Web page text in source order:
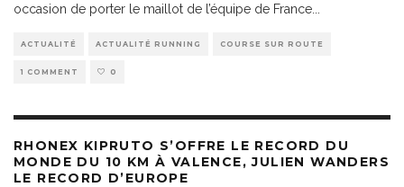
occasion de porter le maillot de l’équipe de France
ACTUALITÉ ACTUALITÉ RUNNING COURSE SUR ROUTE
1 COMMENT 0
RHONEX KIPRUTO S’OFFRE LE RECORD DU
MONDE DU 10 KM À VALENCE, JULIEN WANDERS
LE RECORD D’EUROPE